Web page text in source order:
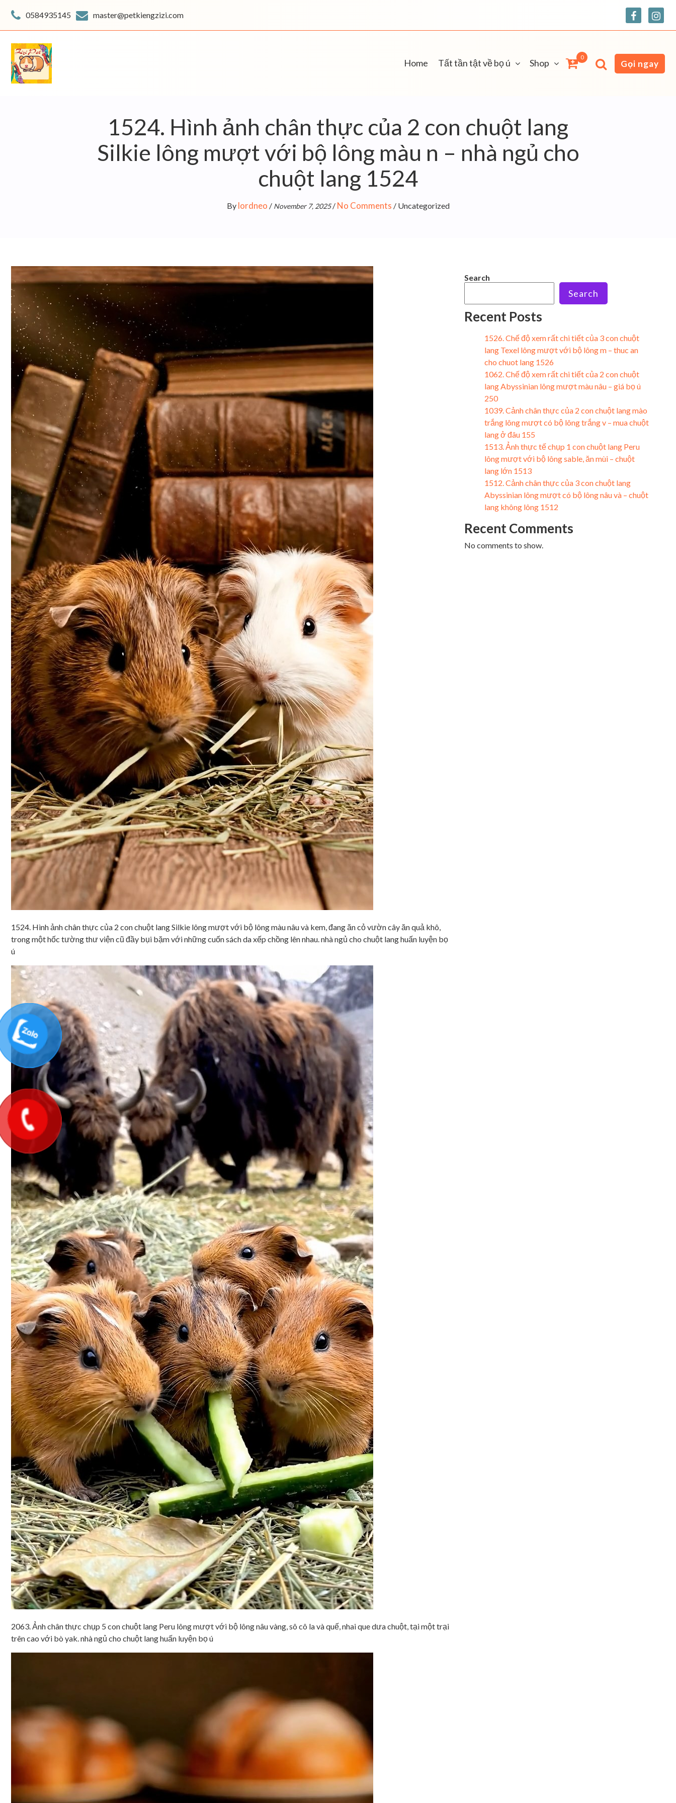
content
0584935145 master@petkiengzizi.com
Home Tất tần tật về bọ ú Shop
0
Gọi ngay
1524. Hình ảnh chân thực của 2 con chuột lang
Silkie lông mượt với bộ lông màu n – nhà ngủ cho
chuột lang 1524
By lordneo / November 7, 2025/ No Comments / Uncategorized
1524. Hình ảnh chân thực của 2 con chuột lang Silkie lông mượt với bộ lông màu nâu và kem, đang ăn cỏ vườn cây ăn quả khô,
trong một hốc tường thư viện cũ đầy bụi bặm với những cuốn sách da xếp chồng lên nhau. nhà ngủ cho chuột lang huấn luyện bọ
ú
2063. Ảnh chân thực chụp 5 con chuột lang Peru lông mượt với bộ lông nâu vàng, sô cô la và quế, nhai que dưa chuột, tại một trại
trên cao với bò yak. nhà ngủ cho chuột lang huấn luyện bọ ú
Search
Search
Recent Posts
1526. Chế độ xem rất chi tiết của 3 con chuột
lang Texel lông mượt với bộ lông m – thuc an
cho chuot lang 1526
1062. Chế độ xem rất chi tiết của 2 con chuột
lang Abyssinian lông mượt màu nâu – giá bọ ú
250
1039. Cảnh chân thực của 2 con chuột lang mào
trắng lông mượt có bộ lông trắng v – mua chuột
lang ở đâu 155
1513. Ảnh thực tế chụp 1 con chuột lang Peru
lông mượt với bộ lông sable, ăn mùi – chuột
lang lớn 1513
1512. Cảnh chân thực của 3 con chuột lang
Abyssinian lông mượt có bộ lông nâu và – chuột
lang không lông 1512
Recent Comments
No comments to show.